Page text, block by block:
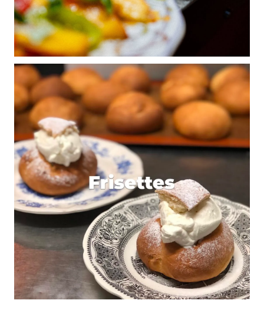
Mmmm GBK… Mais je savais pas qu’il livrait… bon de
tout facon ils ne livreront pas jusqu’à Lyon ^^
Heureusement il y aussi de très très bon burgers à
Lyon, mais il fait y aller avec ses gambettes… T_T
Répondre
Des bons burgers ??? Mais où ??? Et le premier qui
me parle du Wallace je lui en mets une – c’est un
burger genre on en trouve partout dans les pubs et
c’est pas spécialement bon.
Franchement y’a des soirs où je prendrais l’avion
juste pour un blue cheese burger chez GBK !
Elo
18 février 2010 à 18 h 03 min
Répondre
Authentic je connaissais pas du tout….visiblement
eux non plus.
romain blachier
22 février 2010 à 9 h 28 min